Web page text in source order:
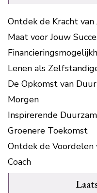
Ontdek de Kracht van
Maat voor Jouw
Lenen als
De Opkomst van
Morgen
Inspirerende
Groenere Toekomst
Ontdek de Voordelen
Coach